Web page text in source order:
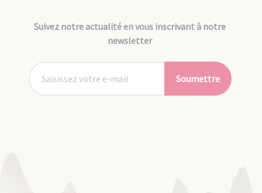
Suivez notre actualité en vous inscrivant à notre
newsletter
Soumettre